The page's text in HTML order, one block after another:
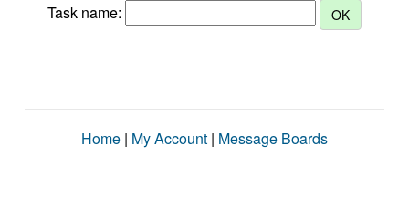
Task name:
Home | My Account | Message Boards